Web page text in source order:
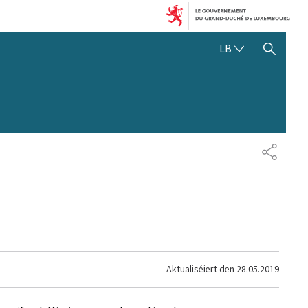
LB SHOW HIDE SEARCH
Aktualiséiert den 28.05.2019